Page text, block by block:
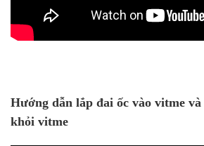
Hướng dẫn lắp đai ốc vào vitme
khỏi vitme